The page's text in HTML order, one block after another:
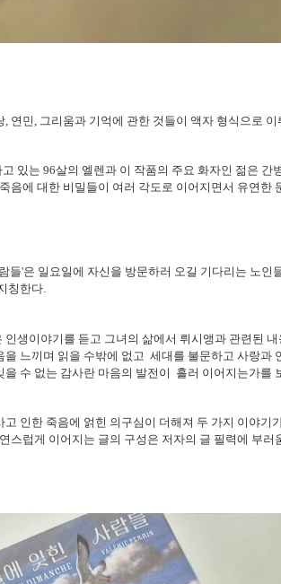
연민, 그리움과 기억에 관한 것들이 액자 형식으로 이
있는 96살의 엘렌과 이 작품의 주요 화자인 젊은 간
음에 대한 비밀들이 여러 각도로 이어지면서 유연한
들'은 일요일에 자신을 방문하러 오길 기다리는 노인
칭한다.
인생이야기를 듣고 그녀의 삶에서 뤼시앵과 관련된
을 느끼며 읽을 수밖에 없고 세대를 불문하고 사랑과
을 수 없는 감사란 마음의 발전이 흘러 이어지는가를
인한 죽음에 얽힌 의구심이 더해져 두 가지 이야기
스럽게 이어지는 글의 구성은 저자의 글 필력에 부러